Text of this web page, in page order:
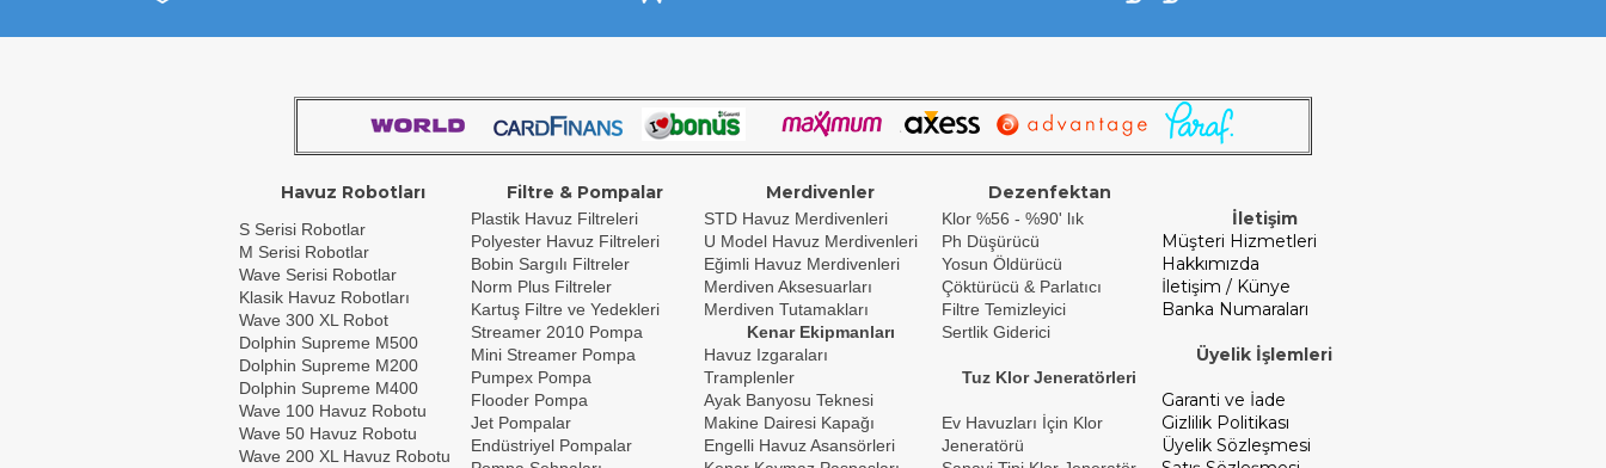
Havuz Robotları Filtre & Pompalar Merdivenler Dezenfektan
S Serisi Robotlar
M Serisi Robotlar
Wave Serisi Robotlar
Klasik Havuz Robotları
Wave 300 XL Robot
Dolphin Supreme M500
Dolphin Supreme M200
Dolphin Supreme M400
Wave 100 Havuz Robotu
Wave 50 Havuz Robotu
Wave 200 XL Havuz Robotu
Plastik Havuz Filtreleri
Polyester Havuz Filtreleri
Bobin Sargılı Filtreler
Norm Plus Filtreler
Kartuş Filtre ve Yedekleri
Streamer 2010 Pompa
Mini Streamer Pompa
Pumpex Pompa
Flooder Pompa
Jet Pompalar
Endüstriyel Pompalar
STD Havuz Merdivenleri
U Model Havuz Merdivenleri
Eğimli Havuz Merdivenleri
Merdiven Aksesuarları
Merdiven Tutamakları
Kenar Ekipmanları
Havuz Izgaraları
Tramplenler
Ayak Banyosu Teknesi
Makine Dairesi Kapağı
Engelli Havuz Asansörleri
Klor %56 - %90' lık
Ph Düşürücü
Yosun Öldürücü
Çöktürücü & Parlatıcı
Filtre Temizleyici
Sertlik Giderici
Tuz Klor Jeneratörleri
Ev Havuzları İçin Klor
Jeneratörü
İletişim
Müşteri Hizmetleri
Hakkımızda
İletişim / Künye
Banka Numaraları
Üyelik İşlemleri
Garanti ve İade
Gizlilik Politikası
Üyelik Sözleşmesi